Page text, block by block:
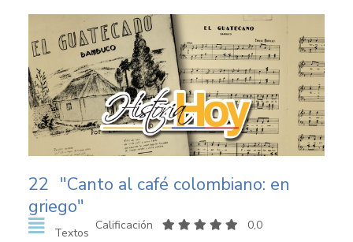
22 "Canto al café colombiano: en
griego"
Textos
Calificación 0,0